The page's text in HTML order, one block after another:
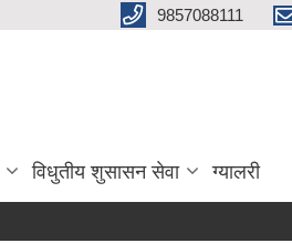
9857088111
विधुतीय शुसासन सेवा ग्यालरी